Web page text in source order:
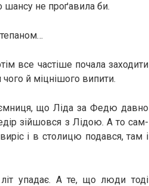
шансу не проґавила би.
все частіше почала заходити
й міцнішого випити.
що Ліда за Федю давно
зійшовся з Лідою. А то сам-
і в столицю подався, там і
упадає. А те, що люди тоді